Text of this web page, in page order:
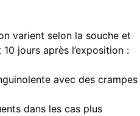
varient selon la souche et
jours après l’exposition :
avec des crampes
dans les cas plus